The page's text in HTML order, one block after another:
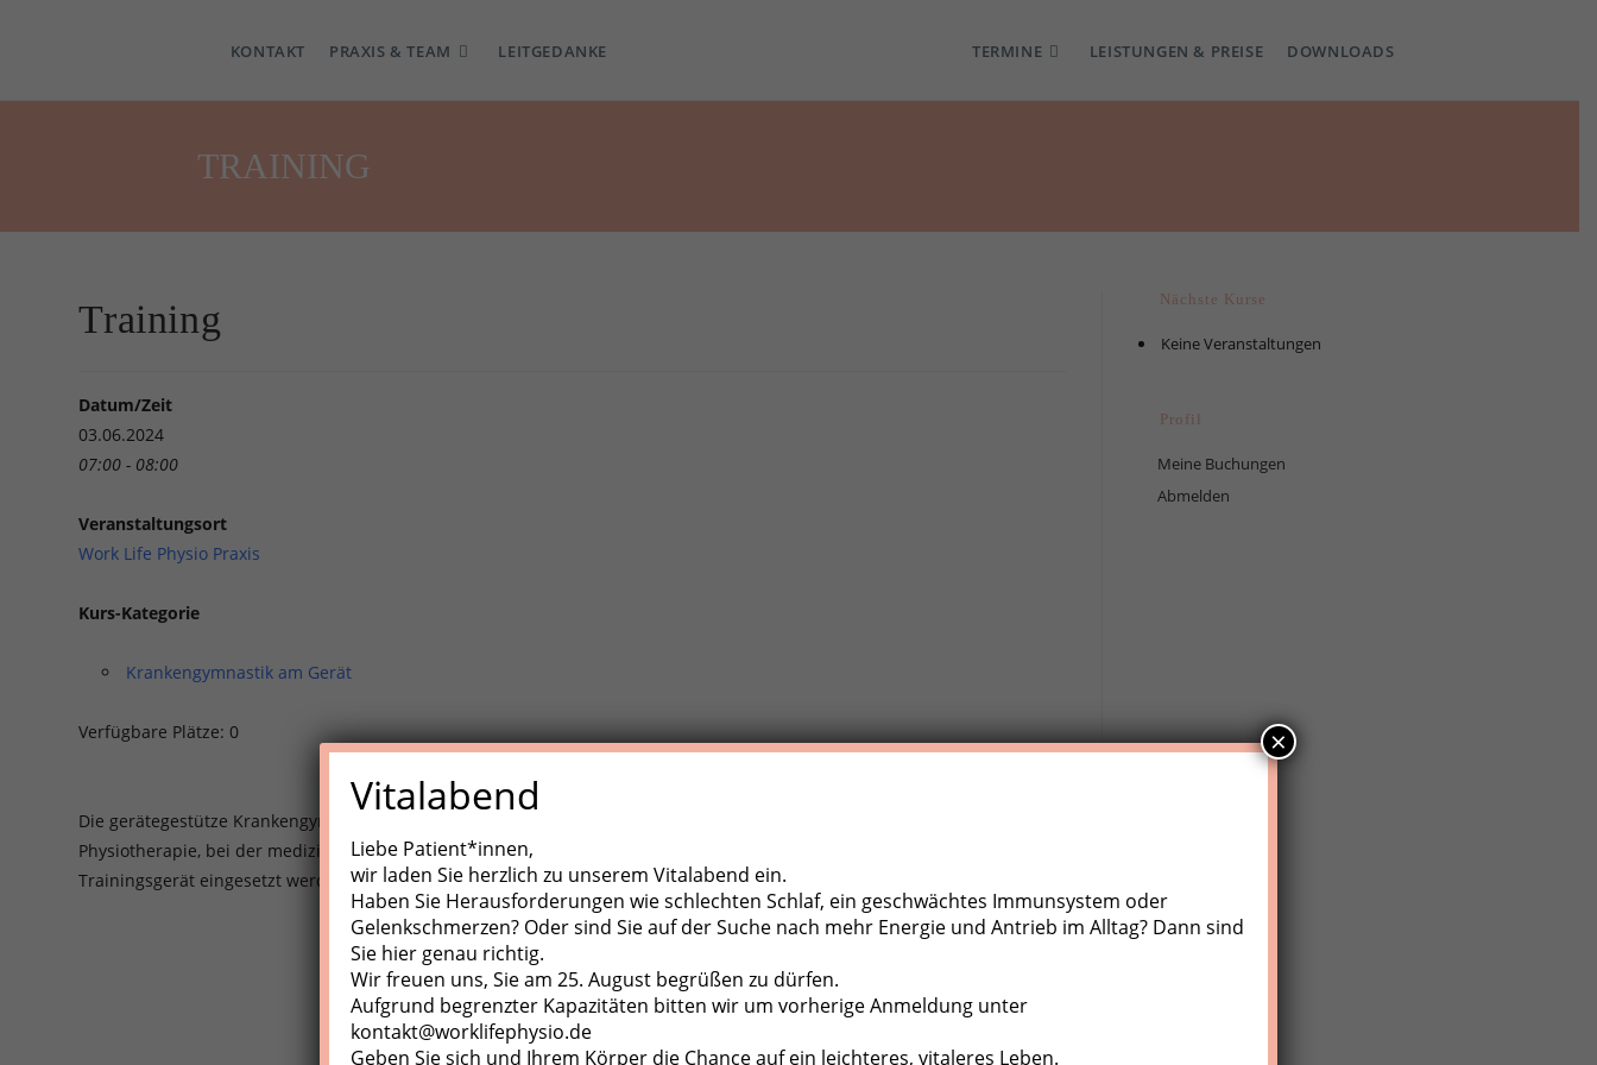
KONTAKT PRAXIS & TEAM LEITGEDANKE TERMINE LEISTUNGEN & PREISE DOWNLOADS
TRAINING
Training
Datum/Zeit
03.06.2024
07:00 - 08:00
Veranstaltungsort
Work Life Physio Praxis
Kurs-Kategorie
Krankengymnastik am Gerät
Verfügbare Plätze: 0
Die gerätegestütze Krankengynmnastik (KGG)/Medizinische Trainigstherapie (MTT) ist eine aktive Behandlungsform der
Physiotherapie, bei der medizinische Trainingsgeräte, Zugapparate, diverse Kleingeräte und der eigene Körper als
Trainingsgerät eingesetzt werden.
Nächste Kurse
Keine Veranstaltungen
Profil
Meine Buchungen
Abmelden
Vitalabend
Liebe Patient*innen,
wir laden Sie herzlich zu unserem Vitalabend ein.
Haben Sie Herausforderungen wie schlechten Schlaf, ein geschwächtes Immunsystem oder
Gelenkschmerzen? Oder sind Sie auf der Suche nach mehr Energie und Antrieb im Alltag? Dann sind
Sie hier genau richtig.
Wir freuen uns, Sie am 25. August begrüßen zu dürfen.
Aufgrund begrenzter Kapazitäten bitten wir um vorherige Anmeldung unter
kontakt@worklifephysio.de
Geben Sie sich und Ihrem Körper die Chance auf ein leichteres, vitaleres Leben.
×